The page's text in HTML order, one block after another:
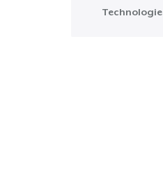
Technologie